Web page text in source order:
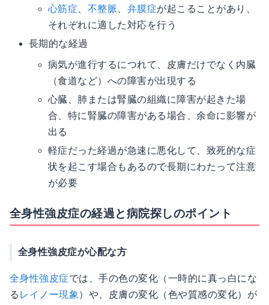
心筋症 不整脈 弁膜症が起こることがあり、
それぞれに適した対応を行う
長期的な経過
病気が進行するにつれて、皮膚だけでなく内臓
（食道など）への障害が出現する
心臓、肺または腎臓の組織に障害が起きた場
合、特に腎臓の障害がある場合、余命に影響が
出る
軽症だった経過が急速に悪化して、致死的な症
状を起こす場合もあるので長期にわたって注意
が必要
全身性強皮症の経過と病院探しのポイント
全身性強皮症が心配な方
全身性強皮症では、手の色の変化（一時的に真っ白にな
る レイノー現象 ）や、皮膚の変化（色や質感の変化）が